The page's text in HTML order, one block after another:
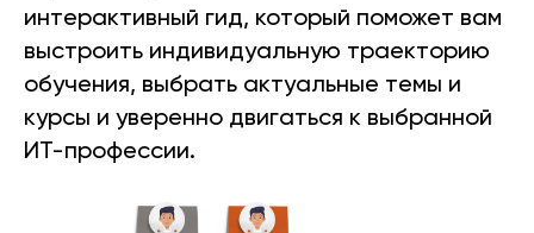
интерактивный гид, который поможет вам
выстроить индивидуальную траекторию
обучения, выбрать актуальные темы и
курсы и уверенно двигаться к выбранной
ИТ-профессии.